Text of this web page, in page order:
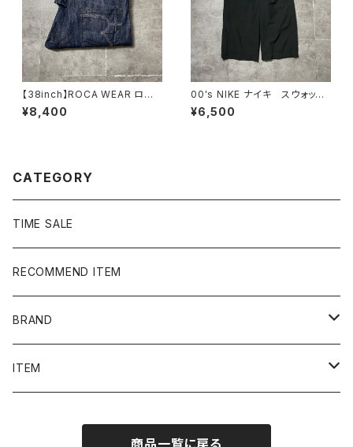
【38inch】ROCA WEAR ロカ
ウェア ジッパーフライ 濃
紺 バギーデニムパンツ ジー
¥8,400
00's NIKE ナイキ スウォッシ
ュ 刺繍ロゴ クロップド丈
ブラック 黒 ナイロンショー
¥6,500
CATEGORY
TIME SALE
RECOMMEND ITEM
BRAND
NIKE
ITEM
商品一覧に戻る